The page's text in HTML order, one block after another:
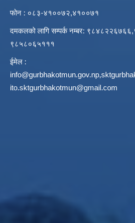
फोन : ०८३-४१००७२,४१००७१
दमकलको लागि सम्पर्क नम्बर:
९८५८०६५१११
ईमेल :
info@gurbhakotmun.gov.np,
ito.sktgurbhakotmun@gmail.com